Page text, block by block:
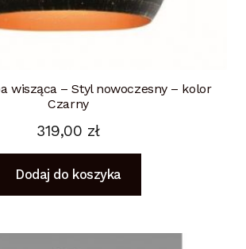
wisząca – Styl nowoczesny – kolor
Czarny
319,00 zł
Dodaj do koszyka